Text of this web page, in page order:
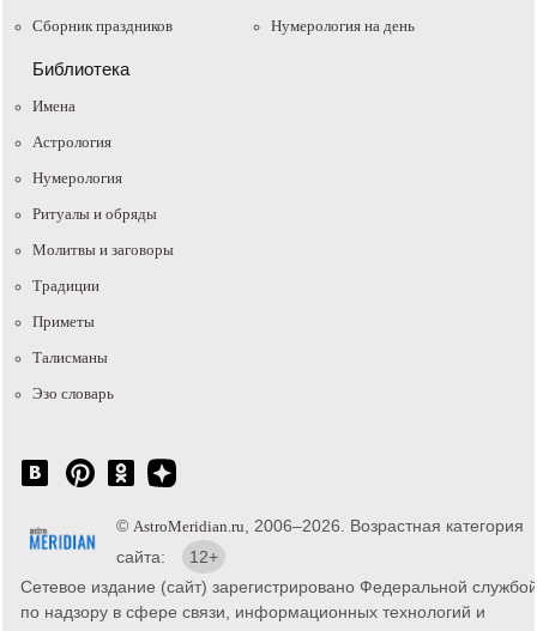
Сборник праздников
Нумерология на день
Библиотека
Имена
Астрология
Нумерология
Ритуалы и обряды
Молитвы и заговоры
Традиции
Приметы
Талисманы
Эзо словарь
© AstroMeridian.ru , 2006–2026. Возрастная категория
сайта:
12+
Сетевое издание (сайт) зарегистрировано Федеральной службой
по надзору в сфере связи, информационных технологий и